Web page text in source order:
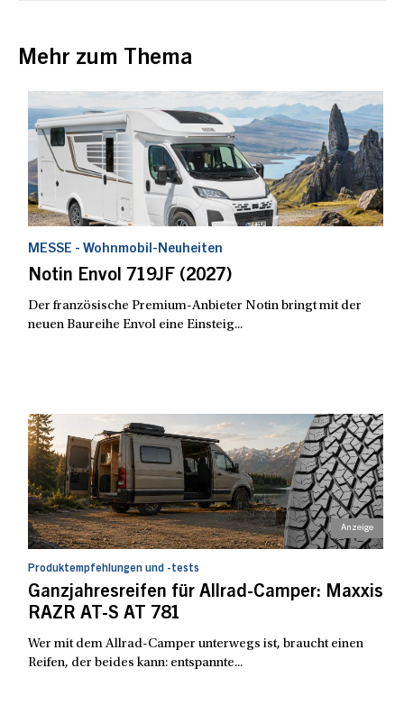
Mehr zum Thema
MESSE - Wohnmobil-Neuheiten
Notin Envol 719JF (2027)
Der französische Premium-Anbieter Notin bringt mit der
neuen Baureihe Envol eine Einsteig...
Produktempfehlungen und -tests
Ganzjahresreifen für Allrad-Camper: Maxxis
RAZR AT-S AT 781
Wer mit dem Allrad-Camper unterwegs ist, braucht einen
Reifen, der beides kann: entspannte...